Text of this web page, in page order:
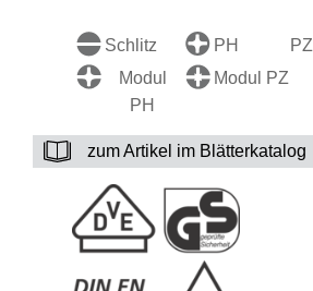
Schlitz PH
PZ
Modul
PH
Modul PZ
zum Artikel im Blätterkatalog